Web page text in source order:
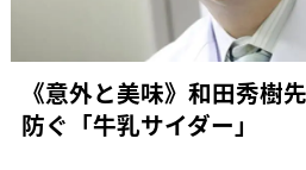
《意外と美味》和田秀樹
防ぐ「牛乳サイダー」